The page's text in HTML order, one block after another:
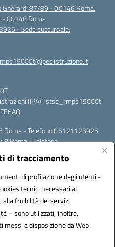
di tracciamento
di profilazione degli utenti -
tecnici necessari al
fruibilità dei servizi
– sono utilizzati, inoltre,
a disposizione da Web
Gherardi 87/89 - 00146 Roma.
- 00148 Roma
- Sede succursale:
(IPA): istsc_rmps19000t
Roma - Telefono 06121123925
Roma - Telefono
rmps19000t@pec.istruzione.it
utilizzare esclusivamente